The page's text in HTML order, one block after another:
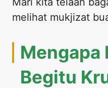
melihat mukjizat
Mengapa
Begitu